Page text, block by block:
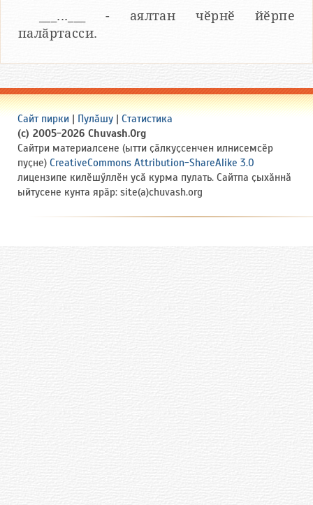
___...___ - аялтан чӗрнӗ йӗрпе
палӑртасси.
Сайт пирки | Пулӑшу | Статистика
(c) 2005-2026 Chuvash.Org
Сайтри материалсене (ытти ҫӑлкуҫсенчен илнисемсӗр
пуҫне) CreativeCommons Attribution-ShareAlike 3.0
лицензипе килӗшӳллӗн усӑ курма пулать. Сайтпа ҫыхӑннӑ
ыйтусене кунта ярӑр: site(a)chuvash.org